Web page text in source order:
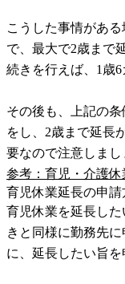
こうした事情があ
で、最大で2歳まで
続きを行えば、1歳6
その後も、上記の
をし、2歳まで延長
要なので注意しまし
参考：育児・介護
育児休業延長の申請
育児休業を延長し
きと同様に勤務先
に、延長したい旨を